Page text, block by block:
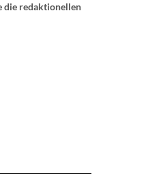
die redaktionellen